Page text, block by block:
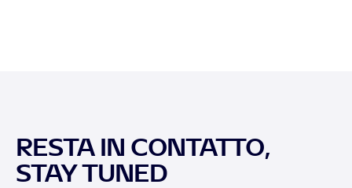
RESTA IN CONTATTO,
STAY TUNED